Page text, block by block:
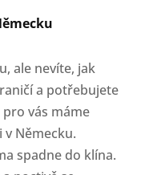
ale nevíte, jak
a potřebujete
vás máme
Německu.
spadne do klína.